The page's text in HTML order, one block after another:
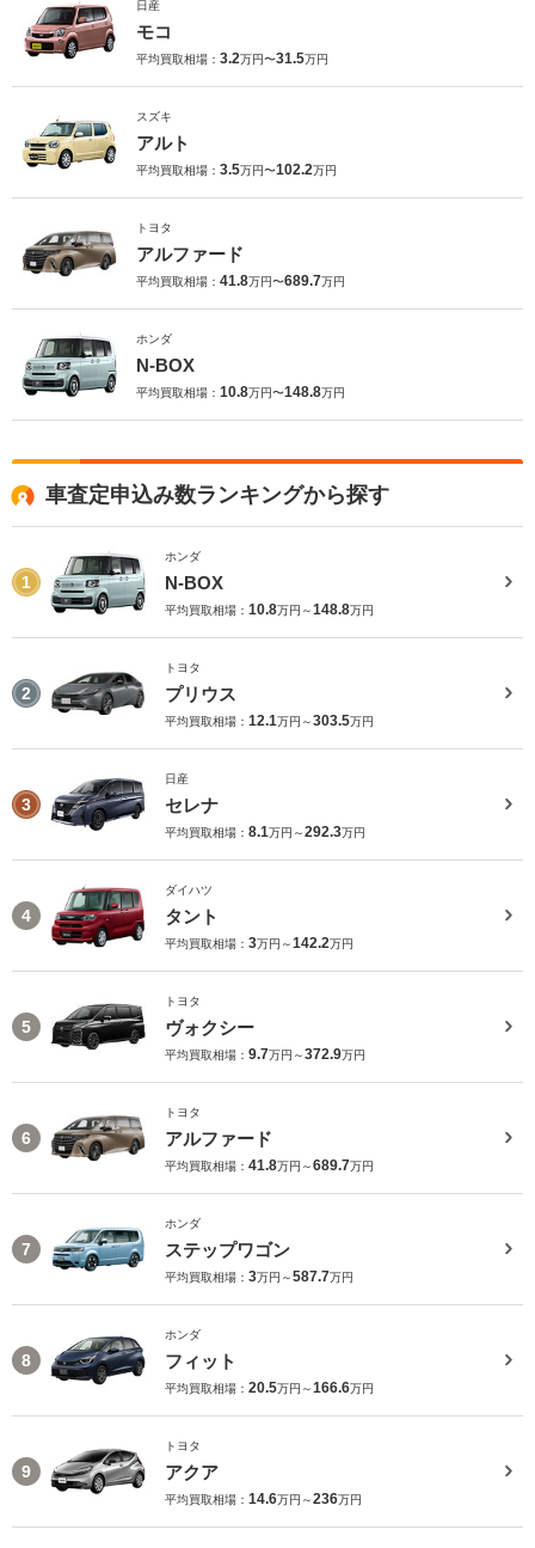
日産
モコ
平均買取相場： 3.2万円〜31.5万円
スズキ
アルト
平均買取相場： 3.5万円〜102.2万円
トヨタ
アルファード
平均買取相場： 41.8万円〜689.7万円
ホンダ
N-BOX
平均買取相場： 10.8万円〜148.8万円
車査定申込み数ランキングから探す
1
ホンダ
N-BOX
平均買取相場： 10.8万円～148.8万円
2
トヨタ
プリウス
平均買取相場： 12.1万円～303.5万円
3
日産
セレナ
平均買取相場： 8.1万円～292.3万円
4
ダイハツ
タント
平均買取相場： 3万円～142.2万円
5
トヨタ
ヴォクシー
平均買取相場： 9.7万円～372.9万円
6
トヨタ
アルファード
平均買取相場： 41.8万円～689.7万円
7
ホンダ
ステップワゴン
平均買取相場： 3万円～587.7万円
8
ホンダ
フィット
平均買取相場： 20.5万円～166.6万円
9
トヨタ
アクア
平均買取相場： 14.6万円～236万円